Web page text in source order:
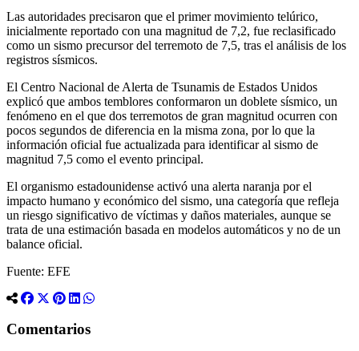
Las autoridades precisaron que el primer movimiento telúrico,
inicialmente reportado con una magnitud de 7,2, fue reclasificado
como un sismo precursor del terremoto de 7,5, tras el análisis de los
registros sísmicos.
El Centro Nacional de Alerta de Tsunamis de Estados Unidos
explicó que ambos temblores conformaron un doblete sísmico, un
fenómeno en el que dos terremotos de gran magnitud ocurren con
pocos segundos de diferencia en la misma zona, por lo que la
información oficial fue actualizada para identificar al sismo de
magnitud 7,5 como el evento principal.
El organismo estadounidense activó una alerta naranja por el
impacto humano y económico del sismo, una categoría que refleja
un riesgo significativo de víctimas y daños materiales, aunque se
trata de una estimación basada en modelos automáticos y no de un
balance oficial.
Fuente: EFE
Comentarios